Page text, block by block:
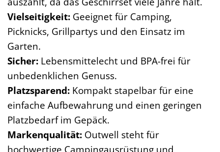
Vielseitigkeit: Geeignet für Camping,
Picknicks, Grillpartys und den Einsatz im
Garten.
Sicher: Lebensmittelecht und BPA-frei für
unbedenklichen Genuss.
Platzsparend: Kompakt stapelbar für eine
einfache Aufbewahrung und einen geringen
Platzbedarf im Gepäck.
Markenqualität: Outwell steht für
hochwertige Campingausrüstung und